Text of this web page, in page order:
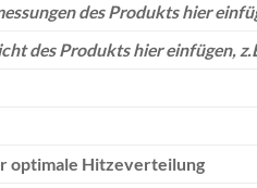
des Produkts hier
des Produkts hier einfügen,
optimale Hitzeverteilung